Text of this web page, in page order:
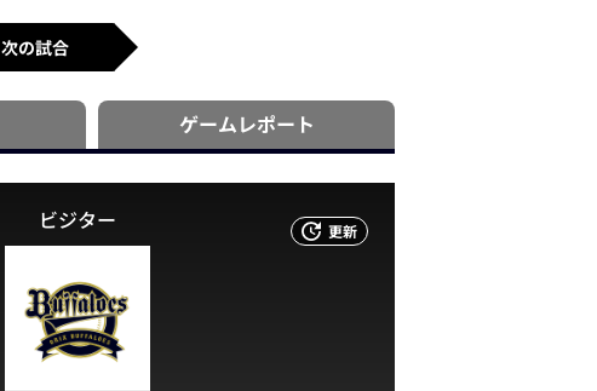
次の試合
ゲームレポート
更新
ビジター